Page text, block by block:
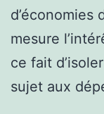
d’économies
mesure
ce fait
sujet aux